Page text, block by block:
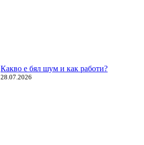
Какво е бял шум и как работи?
28.07.2026